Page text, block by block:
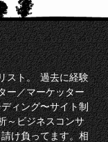
スト。 過去に経験
ー／マーケッター
ィング〜サイト制
～ビジネスコンサ
け負ってます。相